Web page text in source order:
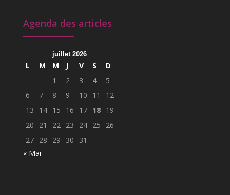
Agenda des articles
juillet 2026
L M M J V S
D
1
2 3 4
5
6
7 8 9 10 11
12
13
14 15 16 17 18 19
20
21 22 23 24 25
26
27 28 29 30
31
« Mai